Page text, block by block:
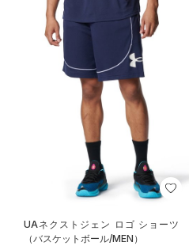
UAネクストジェン ロゴ ショーツ
（バスケットボール/MEN）